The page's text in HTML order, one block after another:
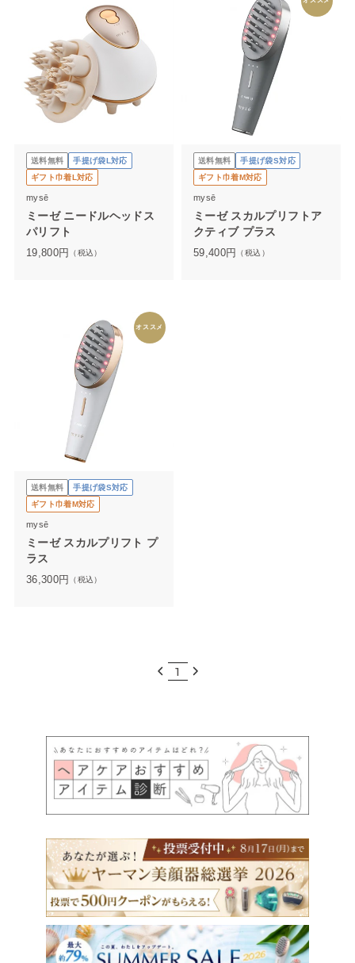
送料無料
手提げ袋L対応
ギフト巾着L対応
mysē
ミーゼ ニードルヘッドス
パリフト
19,800円 （税込）
送料無料
手提げ袋S対応
ギフト巾着M対応
mysē
ミーゼ スカルプリフトア
クティブ プラス
59,400円 （税込）
オススメ
送料無料
手提げ袋S対応
ギフト巾着M対応
mysē
ミーゼ スカルプリフト プ
ラス
36,300円 （税込）
1